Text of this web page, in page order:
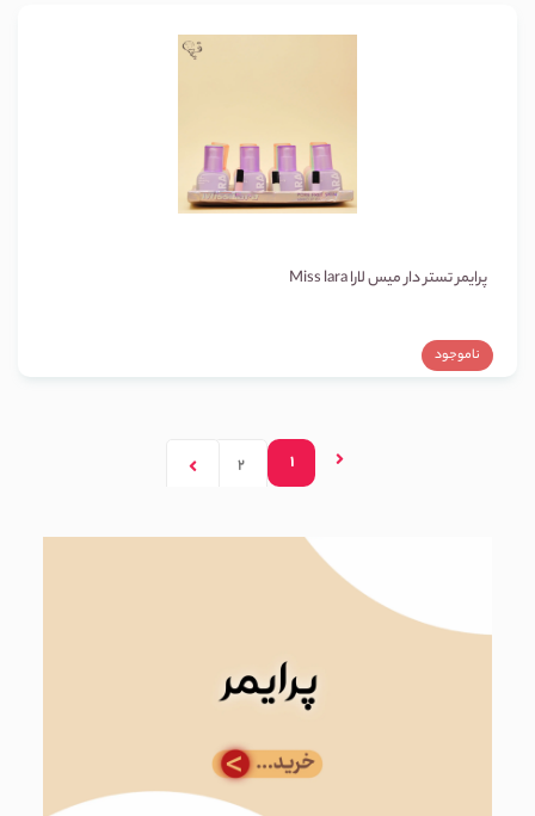
پرایمر تستر دار میس لارا Miss lara
ناموجود
1
2